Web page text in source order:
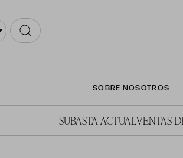
SOBRE NOSOTROS
SUBASTA ACTUALVENTAS